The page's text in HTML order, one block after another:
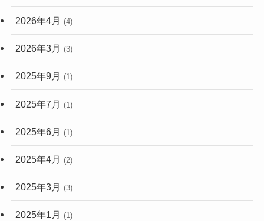
2026年4月 (4)
2026年3月 (3)
2025年9月 (1)
2025年7月 (1)
2025年6月 (1)
2025年4月 (2)
2025年3月 (3)
2025年1月 (1)